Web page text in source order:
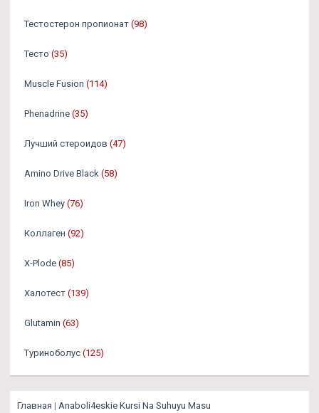
Тестостерон пропионат (98)
Тесто (35)
Muscle Fusion (114)
Phenadrine (35)
Лучший стероидов (47)
Amino Drive Black (58)
Iron Whey (76)
Коллаген (92)
X-Plode (85)
Халотест (139)
Glutamin (63)
Туриноболус (125)
Главная | Anaboli4eskie Kursi Na Suhuyu Masu